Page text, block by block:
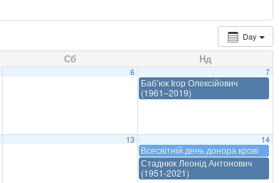
Day
Сб Нд
6 7
Баб’юк Ігор Олексійович
(1961–2019)
13 14
Всесвітній день донора крові
Стаднюк Леонід Антонович
(1951-2021)